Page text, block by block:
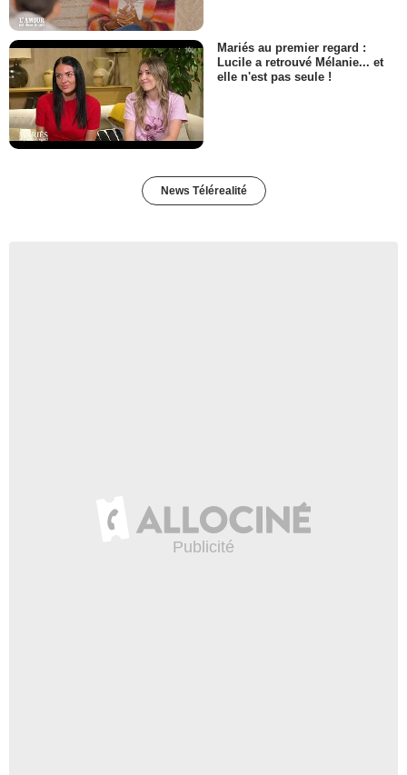
Mariés au premier regard :
Lucile a retrouvé Mélanie... et
elle n'est pas seule !
News Télérealité